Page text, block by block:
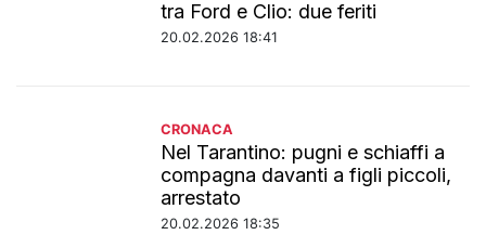
tra Ford e Clio: due feriti
20.02.2026 18:41
CRONACA
Nel Tarantino: pugni e schiaffi a
compagna davanti a figli piccoli,
arrestato
20.02.2026 18:35